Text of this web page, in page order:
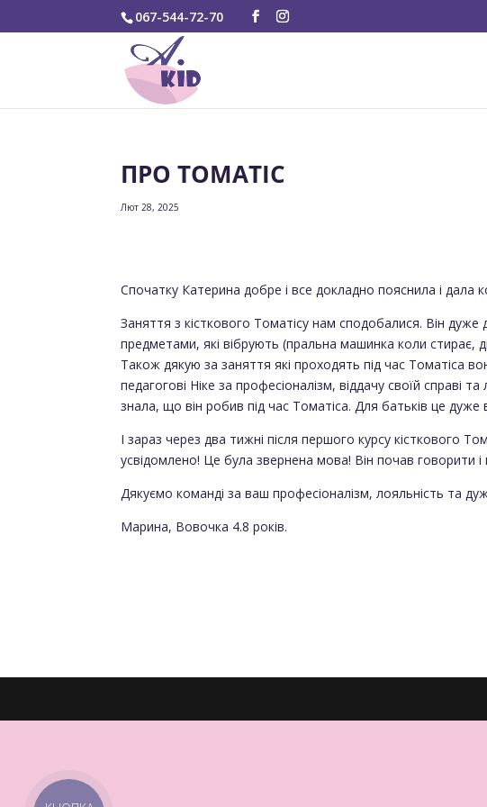
067-544-72-70
ПРО ТОМАТІС
Лют 28, 2025
Спочатку Катерина добре і все докладно пояснила і дала
Заняття з кісткового Томатісу нам сподобалися. Він дуже
предметами, які вібрують (пральна машинка коли стирає,
Також дякую за заняття які проходять під час Томатіса
педагогові Ніке за професіоналізм, віддачу своїй справі
знала, що він робив під час Томатіса. Для батьків це дуже
І зараз через два тижні після першого курсу кісткового
усвідомлено! Це була звернена мова! Він почав говорити
Дякуємо команді за ваш професіоналізм, лояльність та
Марина, Вовочка 4.8 років.